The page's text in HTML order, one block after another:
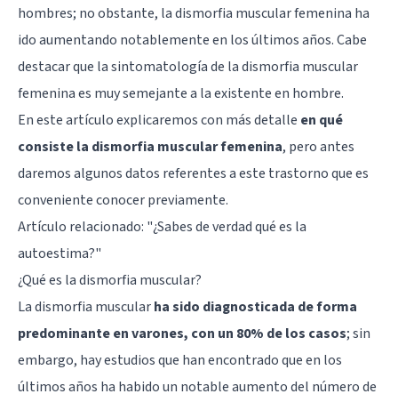
hombres; no obstante, la dismorfia muscular femenina ha
ido aumentando notablemente en los últimos años. Cabe
destacar que la sintomatología de la dismorfia muscular
femenina es muy semejante a la existente en hombre.
En este artículo explicaremos con más detalle en qué
consiste la dismorfia muscular femenina, pero antes
daremos algunos datos referentes a este trastorno que es
conveniente conocer previamente.
Artículo relacionado: "¿Sabes de verdad qué es la
autoestima?"
¿Qué es la dismorfia muscular?
La dismorfia muscularha sido diagnosticada de forma
predominante en varones, con un 80% de los casos; sin
embargo, hay estudios que han encontrado que en los
últimos años ha habido un notable aumento del número de